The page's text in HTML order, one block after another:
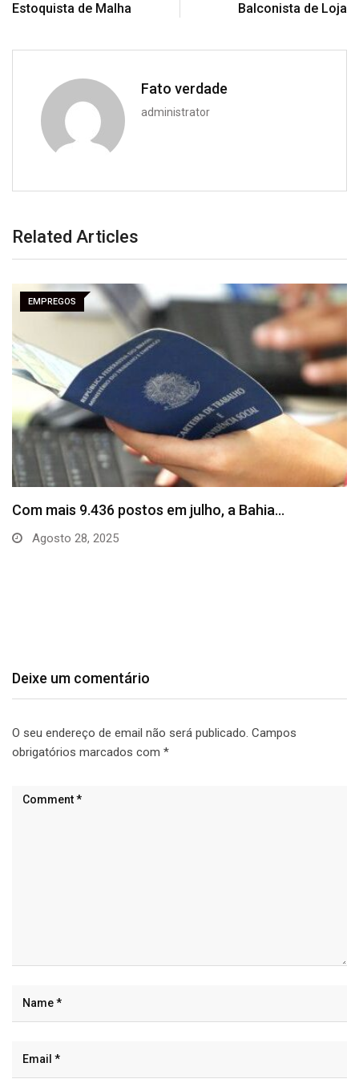
Estoquista de Malha Balconista de Loja
Fato verdade
administrator
Related Articles
EMPREGOS
Deixe um comentário
O seu endereço de email não será publicado. Campos
obrigatórios marcados com *